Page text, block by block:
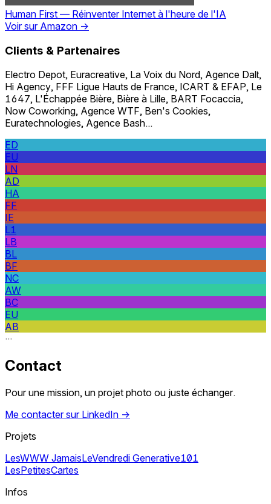
Human First — Réinventer Internet à l'heure de l'IA
Voir sur Amazon →
Clients & Partenaires
Electro Depot, Euracreative, La Voix du Nord, Agence Dalt,
Hi Agency, FFF Ligue Hauts de France, ICART & EFAP, Le
1647, L'Échappée Bière, Bière à Lille, BART Focaccia,
Now Coworking, Agence WTF, Ben's Cookies,
Euratechnologies, Agence Bash...
ED
EU
LN
AD
HA
FF
IE
L1
LB
BL
BF
NC
AW
BC
EU
AB
···
Contact
Pour une mission, un projet photo ou juste échanger.
Me contacter sur LinkedIn →
Projets
LesWWW JamaisLeVendredi Generative101
LesPetitesCartes
Infos